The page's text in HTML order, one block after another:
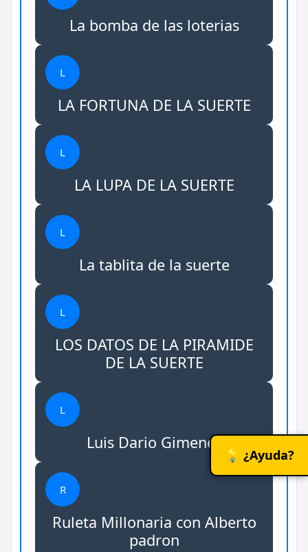
La bomba de las loterias
L
LA FORTUNA DE LA SUERTE
L
LA LUPA DE LA SUERTE
L
La tablita de la suerte
L
LOS DATOS DE LA PIRAMIDE
DE LA SUERTE
L
Luis Dario Gimenez
R
Ruleta Millonaria con Alberto
padron
💡 ¿Ayuda?